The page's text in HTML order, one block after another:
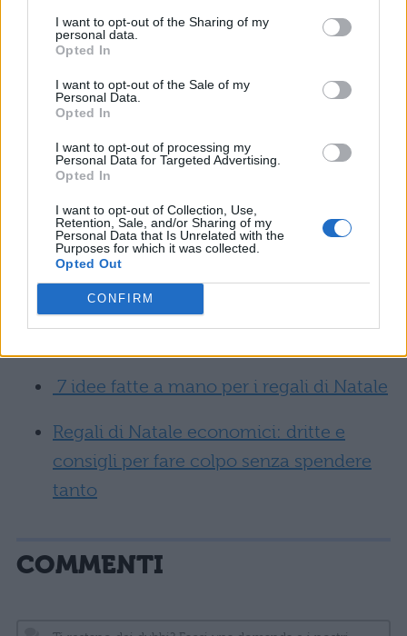
I want to opt-out of the Sharing of my
personal data.
Opted In
I want to opt-out of the Sale of my
Personal Data.
Opted In
I want to opt-out of processing my
Personal Data for Targeted Advertising.
Opted In
I want to opt-out of Collection, Use,
Retention, Sale, and/or Sharing of my
Personal Data that Is Unrelated with the
Purposes for which it was collected.
Opted Out
CONFIRM
Che fare con un regalo brutto
? Ben poco:
ti tocca tenertelo. Rifiutarlo è un gesto
scortese. Ma il cattivo gusto di chi ti ha fatto
il regalo non implica il fatto che tu sia tenuto
ad usare, indossare, mettere in bella vista il
dono! Quindi nascondi, butta, sotterra
non riciclare! Vuoi fare la stessa figura di
chi ti ha regalato quell’obbrobrio?
Leggi anche:
7 idee fatte a mano per i regali di Natale
Regali di Natale economici: dritte e
consigli per fare colpo senza spendere
tanto
COMMENTI